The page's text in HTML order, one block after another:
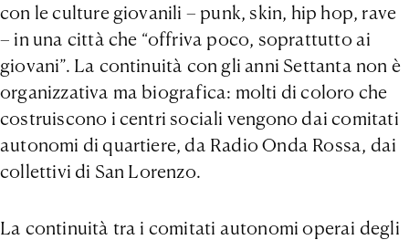
con le culture giovanili – punk, skin, hip hop, rave
– in una città che “offriva poco, soprattutto ai
giovani”. La continuità con gli anni Settanta non è
organizzativa ma biografica: molti di coloro che
costruiscono i centri sociali vengono dai comitati
autonomi di quartiere, da Radio Onda Rossa, dai
collettivi di San Lorenzo.
La continuità tra i comitati autonomi operai degli